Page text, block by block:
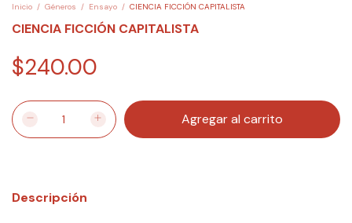
Inicio / Géneros / Ensayo / CIENCIA FICCIÓN CAPITALISTA
CIENCIA FICCIÓN CAPITALISTA
$240.00
Descripción